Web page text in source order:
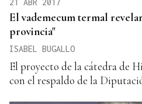
El vademecum termal
provincia"
ISABEL BUGALLO
El proyecto de la cátedra de
con el respaldo de la